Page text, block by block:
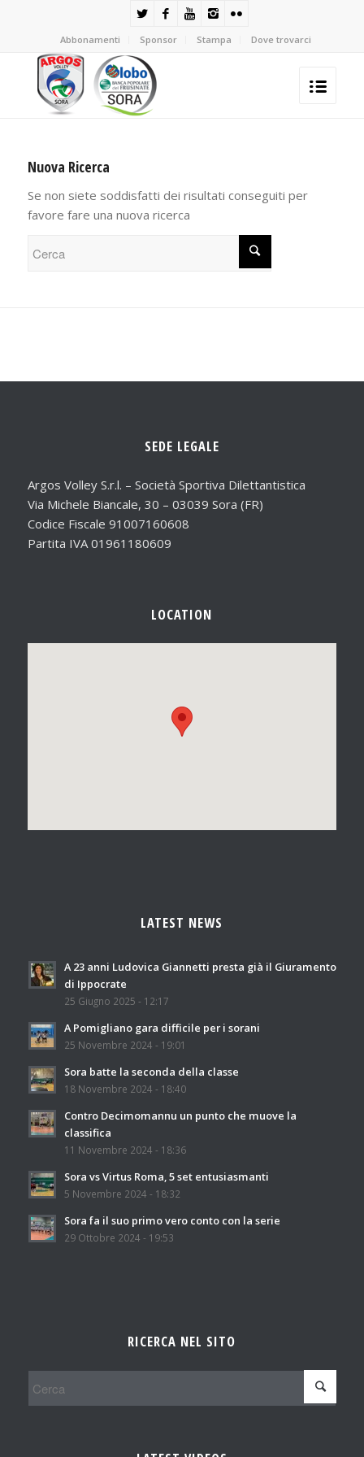
Abbonamenti Sponsor Stampa Dove trovarci
Nuova Ricerca
Se non siete soddisfatti dei risultati conseguiti per
favore fare una nuova ricerca
SEDE LEGALE
Argos Volley S.r.l. – Società Sportiva Dilettantistica
Via Michele Biancale, 30 – 03039 Sora (FR)
Codice Fiscale 91007160608
Partita IVA 01961180609
LOCATION
LATEST NEWS
A 23 anni Ludovica Giannetti presta già il Giuramento
di Ippocrate
25 Giugno 2025 - 12:17
A Pomigliano gara difficile per i sorani
25 Novembre 2024 - 19:01
Sora batte la seconda della classe
18 Novembre 2024 - 18:40
Contro Decimomannu un punto che muove la
classifica
11 Novembre 2024 - 18:36
Sora vs Virtus Roma, 5 set entusiasmanti
5 Novembre 2024 - 18:32
Sora fa il suo primo vero conto con la serie
29 Ottobre 2024 - 19:53
RICERCA NEL SITO